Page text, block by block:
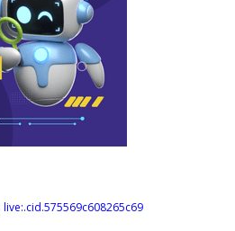
live:.cid.575569c608265c69